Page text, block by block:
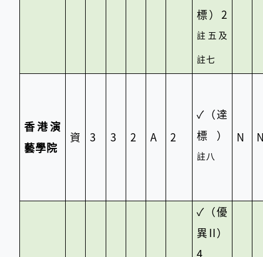
標）2
註五及
註七
香港演
藝學院
資 3 3 2 A 2
✓ （達
標）
註八
N
✓ （優
異II）
4